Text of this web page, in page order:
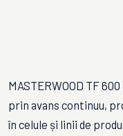
MASTERWOOD TF
prin avans continuu,
în celule și linii de